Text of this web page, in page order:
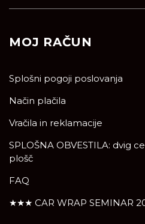
MOJ RAČUN
Splošni pogoji poslovanja
Način plačila
Vračila in reklamacije
SPLOŠNA OBVESTILA: dvig
plošč
FAQ
★★★ CAR WRAP SEMINAR